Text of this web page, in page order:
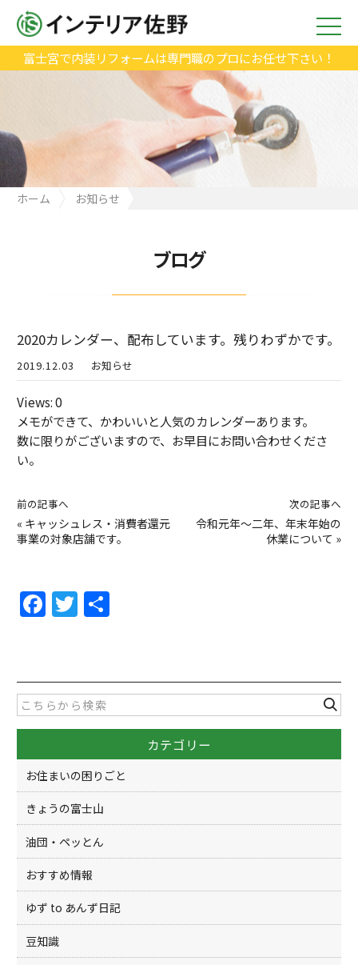
富士宮で内装リフォームは専門職のプロにお任せ下さい！
ホーム
お知らせ
ブログ
2020カレンダー、配布しています。残りわずかです。
2019.12.03 お知らせ
Views: 0
メモができて、かわいいと人気のカレンダーあります。
数に限りがございますので、お早目にお問い合わせくださ
い。
前の記事へ
« キャッシュレス・消費者還元
事業の対象店舗です。
次の記事へ
令和元年～二年、年末年始の
休業について »
F
a
e
b
o
o
k
T
w
er
カテゴリー
お住まいの困りごと
きょうの富士山
油団・ペッとん
おすすめ情報
ゆず to あんず日記
豆知識